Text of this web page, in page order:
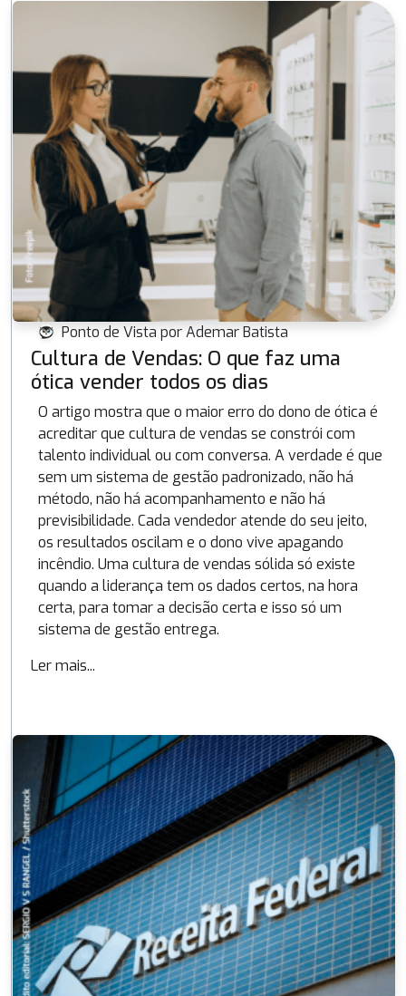
Ponto de Vista por Ademar Batista
Cultura de Vendas: O que faz uma
ótica vender todos os dias
O artigo mostra que o maior erro do dono de ótica é
acreditar que cultura de vendas se constrói com
talento individual ou com conversa. A verdade é que
sem um sistema de gestão padronizado, não há
método, não há acompanhamento e não há
previsibilidade. Cada vendedor atende do seu jeito,
os resultados oscilam e o dono vive apagando
incêndio. Uma cultura de vendas sólida só existe
quando a liderança tem os dados certos, na hora
certa, para tomar a decisão certa e isso só um
sistema de gestão entrega.
Ler mais...